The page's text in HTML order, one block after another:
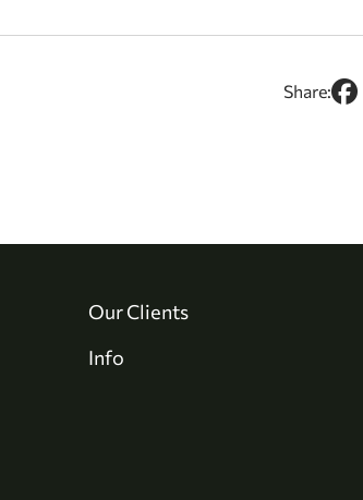
Share:
Our Clients
Info